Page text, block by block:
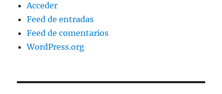
Acceder
Feed de entradas
Feed de comentarios
WordPress.org